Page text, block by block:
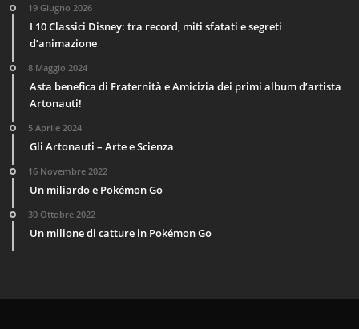
19 Giugno 2026
I 10 Classici Disney: tra record, miti sfatati e segreti
d’animazione
8 Maggio 2024
Asta benefica di Fraternità e Amicizia dei primi album d’artista
Artonauti!
5 Aprile 2024
Gli Artonauti – Arte e Scienza
16 Novembre 2022
Un miliardo e Pokémon Go
30 Ottobre 2022
Un milione di catture in Pokémon Go